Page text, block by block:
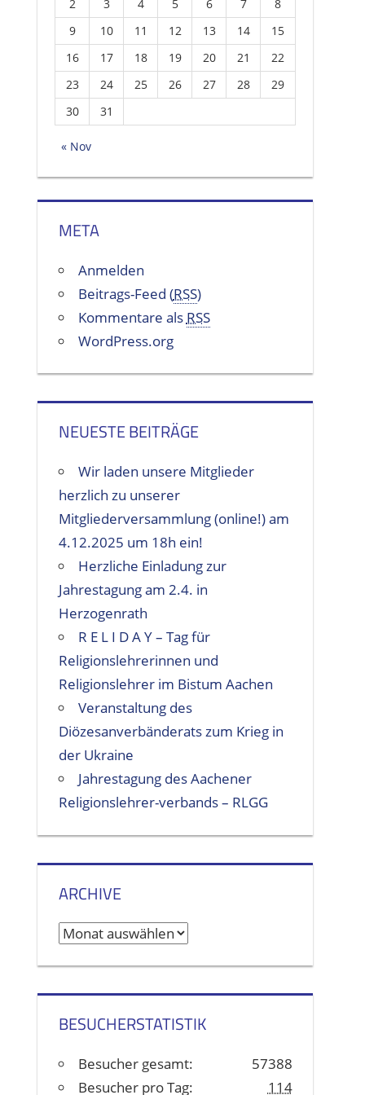
« Nov
2
3 4 5 6 7
8
9
10 11 12 13 14
15
16
17 18 19 20 21
22
23
24 25 26 27 28
29
30
31
META
Anmelden
Beitrags-Feed (RSS)
Kommentare als RSS
WordPress.org
NEUESTE BEITRÄGE
Wir laden unsere Mitglieder
herzlich zu unserer
Mitgliederversammlung (online!) am
4.12.2025 um 18h ein!
Herzliche Einladung zur
Jahrestagung am 2.4. in
Herzogenrath
R E L I D A Y – Tag für
Religionslehrerinnen und
Religionslehrer im Bistum Aachen
Veranstaltung des
Diözesanverbänderats zum Krieg in
der Ukraine
Jahrestagung des Aachener
Religionslehrer-verbands – RLGG
ARCHIVE
A
iBESUCHERSTATISTIK
57388
Besucher gesamt:
114
Besucher pro Tag: